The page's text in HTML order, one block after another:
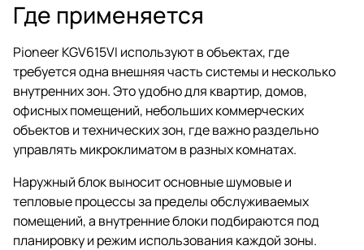
Где применяется
Pioneer KGV615VI используют в объектах, где
требуется одна внешняя часть системы и несколько
внутренних зон. Это удобно для квартир, домов,
офисных помещений, небольших коммерческих
объектов и технических зон, где важно раздельно
управлять микроклиматом в разных комнатах.
Наружный блок выносит основные шумовые и
тепловые процессы за пределы обслуживаемых
помещений, а внутренние блоки подбираются под
планировку и режим использования каждой зоны.